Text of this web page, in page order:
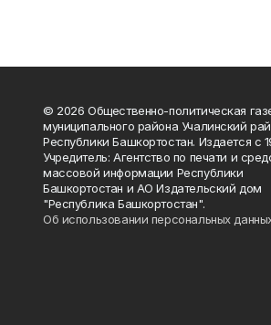
© 2026 Общественно-политическая
муниципального района Учалинский
Республики Башкортостан. Издается с
Учредитель: Агентство по печати и
массовой информации Республики
Башкортостан и АО Издательский дом
"Республика Башкортостан".
Об использовании персональных